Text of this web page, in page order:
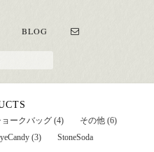
BLOG
ークバッグ (4)
その他 (6)
(3) StoneSoda